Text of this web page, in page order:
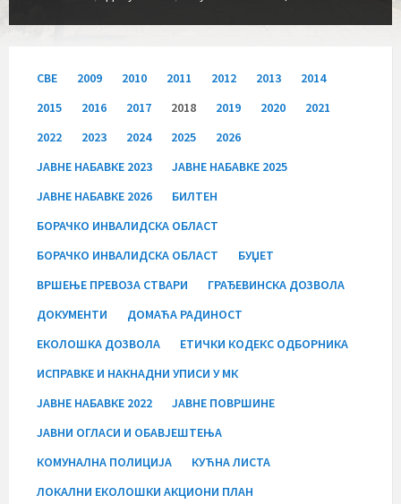
СВЕ 2009 2010 2011 2012 2013
2014
2015
2016 2017 2018 2019 2020
2021
2022
2023 2024 2025
2026
JАВНЕ НАБАВКЕ 2023
JАВНЕ НАБАВКЕ 2025
JАВНЕ НАБАВКЕ 2026
БИЛТЕН
БОРАЧКО ИНВАЛИДСКА ОБЛАСТ
БОРАЧКО ИНВАЛИДСКА ОБЛАСТ
БУЏЕТ
ВРШЕЊЕ ПРЕВОЗА СТВАРИ
ГРАЂЕВИНСКА ДОЗВОЛА
ДОКУМЕНТИ
ДОМАЋА РАДИНОСТ
ЕКОЛОШКА ДОЗВОЛА
ЕТИЧКИ КОДЕКС ОДБОРНИКА
ИСПРАВКЕ И НАКНАДНИ УПИСИ У МК
ЈАВНЕ НАБАВКЕ 2022
ЈАВНЕ ПОВРШИНЕ
ЈАВНИ ОГЛАСИ И ОБАВЈЕШТЕЊА
КОМУНАЛНА ПОЛИЦИЈА
КУЋНА ЛИСТА
ЛОКАЛНИ ЕКОЛОШКИ АКЦИОНИ ПЛАН